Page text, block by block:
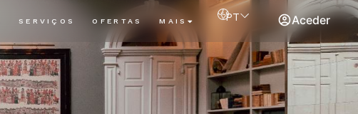
SERVIÇOS OFERTAS MAIS PT Aceder